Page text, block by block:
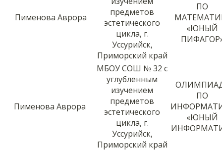
Пименова Аврора
предметов
эстетического
цикла, г.
Уссурийск,
Приморский край
ПО
«ЮНЫЙ
Пименова Аврора
МБОУ СОШ № 32 с
углубленным
изучением
предметов
эстетического
цикла, г.
Уссурийск,
Приморский край
ПО
«ЮНЫЙ